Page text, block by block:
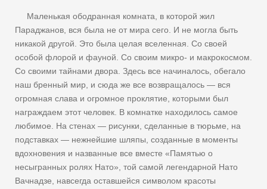
Маленькая ободранная комната, в которой жил
Параджанов, вся была не от мира сего. И не могла быть
никакой другой. Это была целая вселенная. Со своей
особой флорой и фауной. Со своим микро- и макрокосмом.
Со своими тайнами двора. Здесь все начиналось, обегало
наш бренный мир, и сюда же все возвращалось — вся
огромная слава и огромное проклятие, которыми был
награждаем этот человек. В комнатке находилось самое
любимое. На стенах — рисунки, сделанные в тюрьме, на
подставках — нежнейшие шляпы, созданные в моменты
вдохновения и названные все вместе «Памятью о
несыгранных ролях Нато», той самой легендарной Нато
Вачнадзе, навсегда оставшейся символом красоты